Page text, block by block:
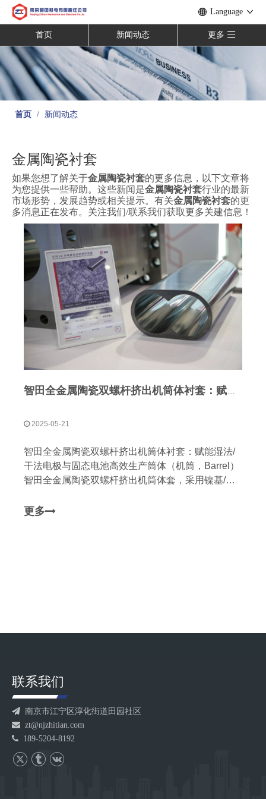
Language
首页 新闻动态 更多
首页 / 新闻动态
金属陶瓷衬套
如果您想了解关于金属陶瓷衬套的更多信息，以下文章将
为您提供一些帮助。这些新闻是金属陶瓷衬套行业的最新
市场形势，发展趋势或相关提示。有关金属陶瓷衬套的更
多消息正在发布。关注我们/联系我们获取更多关建信息！
2025-05-21
智田全金属陶瓷双螺杆挤出机筒体衬套：赋能湿法/
干法电极与固态电池高效生产筒体（机筒，Barrel）
智田全金属陶瓷双螺杆挤出机筒体套，采用镍基/钴
池生产设计，提供超耐磨、耐腐蚀、耐冲击性能，助
更多
联系我们
 南京市江宁区淳化街道田园社区
 zt@njzhitian.com
 189-5204-8192